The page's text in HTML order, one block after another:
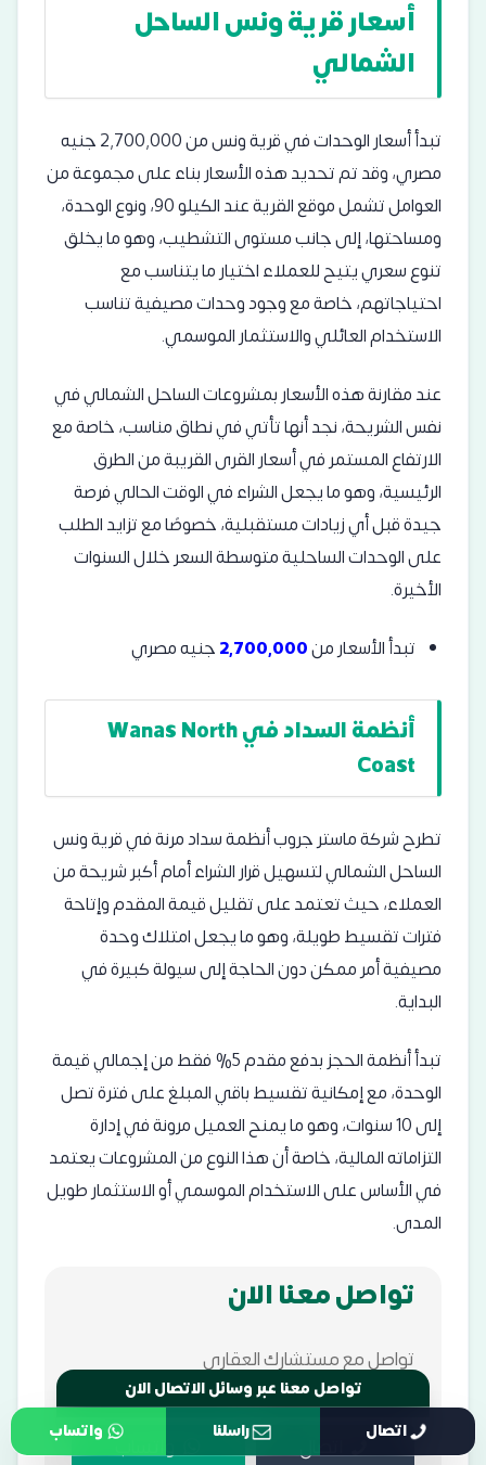
أسعارقرية ونس الساحل
الشمالي
تبدأ أسعار الوحدات في قرية ونس من 2,700,000 جنيه
مصري، وقد تم تحديد هذه الأسعار بناء على مجموعة من
العوامل تشمل موقع القرية عند الكيلو 90، ونوع الوحدة،
ومساحتها، إلى جانب مستوى التشطيب، وهو ما يخلق
تنوع سعري يتيح للعملاء اختيار ما يتناسب مع
احتياجاتهم، خاصة مع وجود وحدات مصيفية تناسب
الاستخدام العائلي والاستثمار الموسمي.
عند مقارنة هذه الأسعار بمشروعات الساحل الشمالي في
نفس الشريحة، نجد أنها تأتي في نطاق مناسب، خاصة مع
الارتفاع المستمر في أسعار القرى القريبة من الطرق
الرئيسية، وهو ما يجعل الشراء في الوقت الحالي فرصة
جيدة قبل أي زيادات مستقبلية، خصوصًا مع تزايد الطلب
على الوحدات الساحلية متوسطة السعر خلال السنوات
الأخيرة.
تبدأ الأسعار من2,700,000جنيه مصري
أنظمة السداد في Wanas North
Coast
تطرح شركة ماستر جروب أنظمة سداد مرنة في قرية ونس
الساحل الشمالي لتسهيل قرار الشراء أمام أكبر شريحة من
العملاء، حيث تعتمد على تقليل قيمة المقدم وإتاحة
فترات تقسيط طويلة، وهو ما يجعل امتلاك وحدة
مصيفية أمر ممكن دون الحاجة إلى سيولة كبيرة في
البداية.
تبدأ أنظمة الحجز بدفع مقدم 5% فقط من إجمالي قيمة
الوحدة، مع إمكانية تقسيط باقي المبلغ على فترة تصل
إلى 10 سنوات، وهو ما يمنح العميل مرونة في إدارة
التزاماته المالية، خاصة أن هذا النوع من المشروعات يعتمد
في الأساس على الاستخدام الموسمي أو الاستثمار طويل
المدى.
تواصل معنا الان
تواصل مع مستشارك العقاري
اتصال واتساب
تواصل معنا عبر وسائل الاتصال الان
اتصال
راسلنا واتساب